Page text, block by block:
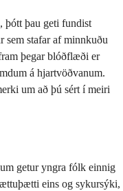
þótt þau geti fundist
sem stafar af minnkuðu
þegar blóðflæði er
á hjartvöðvanum.
um að þú sért í meiri
getur yngra fólk einnig
eins og sykursýki,